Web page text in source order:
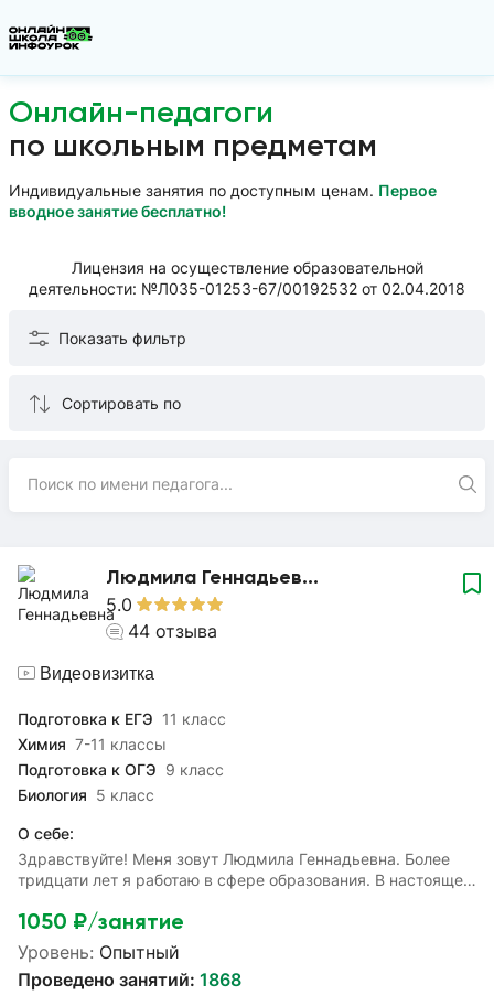
Онлайн-педагоги
по школьным предметам
Индивидуальные занятия по доступным ценам. Первое
вводное занятие бесплатно!
Лицензия на осуществление образовательной
деятельности: №Л035-01253-67/00192532 от 02.04.2018
Показать фильтр
Сортировать по
Людмила Геннадьев...
5.0
44 отзыва
Видеовизитка
Подготовка к ЕГЭ 11 класс
Химия 7-11 классы
Подготовка к ОГЭ 9 класс
Биология 5 класс
1050 ₽/занятие
Уровень: Опытный
Проведено занятий: 1868
О себе:
Здравствуйте! Меня зовут Людмила Геннадьевна. Более
тридцати лет я работаю в сфере образования. В настоящее
Моя цель — помочь ученикам систематизировать и
углубить знания, полученные в школе, а также успешно
подготовиться к ОГЭ, ЕГЭ и ВПР. Я готова помочь
разобраться с домашними заданиями и подготовиться к